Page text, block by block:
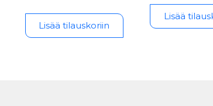
Lisää tilauskoriin
Lisää